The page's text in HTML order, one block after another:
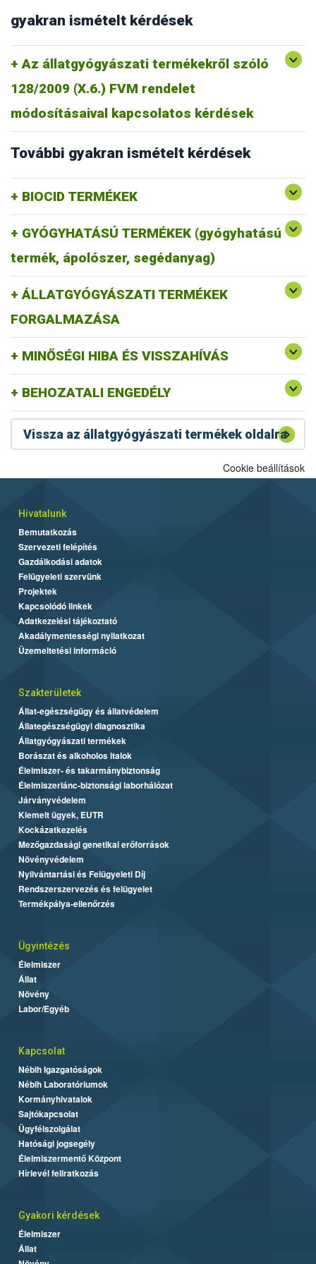
gyakran ismételt kérdések
Az állatgyógyászati termékekről szóló
128/2009 (X.6.) FVM rendelet
módosításaival kapcsolatos kérdések
További gyakran ismételt kérdések
BIOCID TERMÉKEK
GYÓGYHATÁSÚ TERMÉKEK (gyógyhatású
termék, ápolószer, segédanyag)
ÁLLATGYÓGYÁSZATI TERMÉKEK
FORGALMAZÁSA
MINŐSÉGI HIBA ÉS VISSZAHÍVÁS
BEHOZATALI ENGEDÉLY
Vissza az állatgyógyászati termékek oldalra
Cookie beállítások
Hivatalunk
Bemutatkozás
Szervezeti felépítés
Gazdálkodási adatok
Felügyeleti szervünk
Projektek
Kapcsolódó linkek
Adatkezelési tájékoztató
Akadálymentességi nyilatkozat
Üzemeltetési információ
Szakterületek
Állat-egészségügy és állatvédelem
Állategészségügyi diagnosztika
Állatgyógyászati termékek
Borászat és alkoholos italok
Élelmiszer- és takarmánybiztonság
Élelmiszerlánc-biztonsági laborhálózat
Járványvédelem
Kiemelt ügyek, EUTR
Kockázatkezelés
Mezőgazdasági genetikai erőforrások
Növényvédelem
Nyilvántartási és Felügyeleti Díj
Rendszerszervezés és felügyelet
Termékpálya-ellenőrzés
Ügyintézés
Élelmiszer
Állat
Növény
Labor/Egyéb
Kapcsolat
Nébih Igazgatóságok
Nébih Laboratóriumok
Kormányhivatalok
Sajtókapcsolat
Ügyfélszolgálat
Hatósági jogsegély
Élelmiszermentő Központ
Hírlevél feliratkozás
Gyakori kérdések
Élelmiszer
Állat